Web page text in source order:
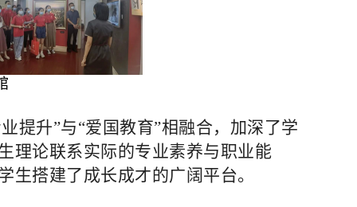
提升”与“爱国教育”相融合，加深了学
理论联系实际的专业素养与职业能
搭建了成长成才的广阔平台。